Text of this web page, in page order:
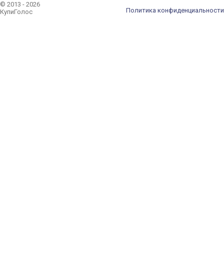
© 2013 - 2026
КупиГолос
Политика конфиденциальности